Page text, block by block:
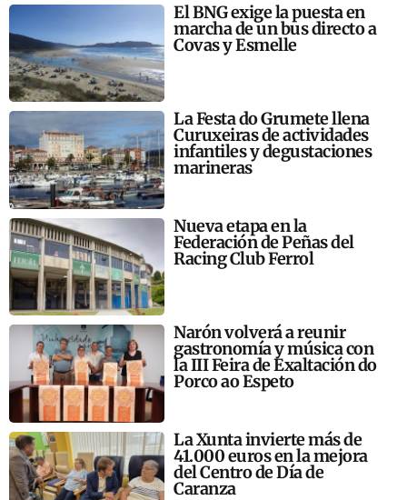
El BNG exige la puesta en
marcha de un bus directo a
Covas y Esmelle
La Festa do Grumete llena
Curuxeiras de actividades
infantiles y degustaciones
marineras
Nueva etapa en la
Federación de Peñas del
Racing Club Ferrol
Narón volverá a reunir
gastronomía y música con
la III Feira de Exaltación do
Porco ao Espeto
La Xunta invierte más de
41.000 euros en la mejora
del Centro de Día de
Caranza